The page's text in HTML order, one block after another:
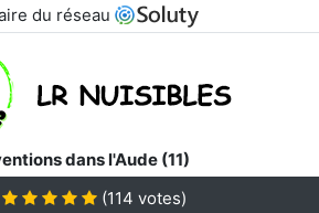
du réseau
dans l'Aude (11)
(114 votes)